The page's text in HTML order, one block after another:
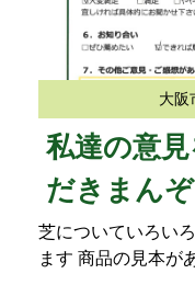
大阪
私達の意
だきまん
芝についていろい
ます 商品の見本が